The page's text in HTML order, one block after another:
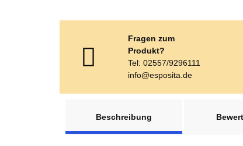
Fragen zum
Produkt?
Tel: 02557/9296111
info@esposita.de
Beschreibung